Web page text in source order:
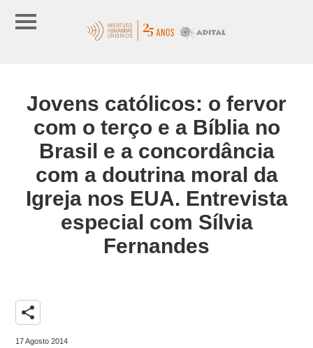
Jovens católicos: o fervor
com o terço e a Bíblia no
Brasil e a concordância
com a doutrina moral da
Igreja nos EUA. Entrevista
especial com Sílvia
Fernandes
share
17 Agosto 2014